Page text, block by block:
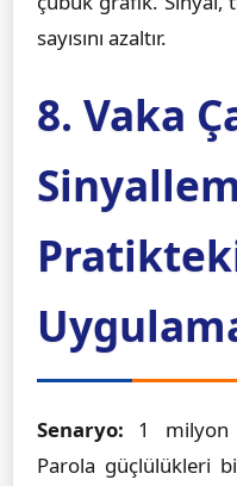
sayısını azaltır.
8. Vaka
Senaryo: 1 milyon
Parola güçlülükleri